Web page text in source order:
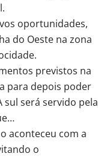
oportunidades,
do Oeste na zona
previstos na
para depois poder
sul será servido pela
aconteceu com a
o